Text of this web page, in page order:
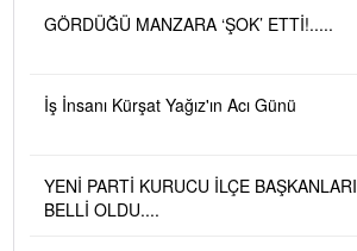
GÖRDÜĞÜ MANZARA ‘ŞOK’ ETTİ!.....
İş İnsanı Kürşat Yağız'ın Acı Günü
YENİ PARTİ KURUCU İLÇE BAŞKANLARI
BELLİ OLDU....